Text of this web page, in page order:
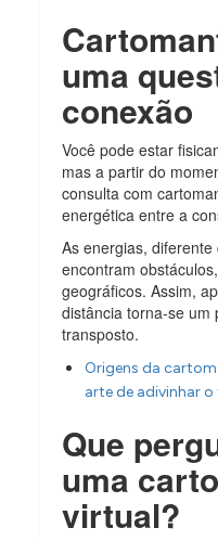
uma
conexão
Você pode estar
mas a partir do
consulta com
energética entre a
As energias,
encontram
geográficos. Assim,
distância torna-se um
transposto.
Origens da
arte de adivinhar
Que
uma
virtual?